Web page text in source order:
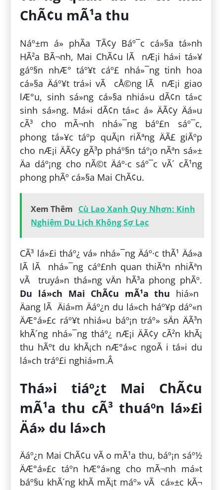
ChÃ¢u mÃ¹a thu
Náº±m á» phÃ­a TÃ¢y Báº¯c cá»§a tá»nh
HÃ²a BÃ¬nh, Mai ChÃ¢u lÃ nÆ¡i há»i tá»¥
gáº§n nhÆ° táº¥t cáº£ nhá»¯ng tinh hoa
cá»§a Äáº¥t trá»i vÃ cÅ©ng lÃ nÆ¡i giao
lÆ°u, sinh sá»ng cá»§a nhiá»u dÃ¢n tá»c
sinh sá»ng. Má»i dÃ¢n tá»c á» ÄÃ¢y Äá»u
cÃ³ cho mÃ¬nh nhá»¯ng báº£n sáº¯c,
phong tá»¥c táº­p quÃ¡n riÃªng ÄÃ£ giÃºp
cho nÆ¡i ÄÃ¢y gÃ³p pháº§n táº¡o nÃªn sá»±
Äa dáº¡ng cho nÃ©t Äáº·c sáº¯c vÃ´ cÃ¹ng
phong phÃº cá»§a Mai ChÃ¢u.
Xem Thêm Cù Lao Xanh Quy Nhơn: Kinh
Nghiệm Du Lịch Không Sợ Lạc
CÃ³ lá»£i tháº¿ vá» nhá»¯ng Äáº·c thÃ¹ Äá»a
lÃ­ lÃ nhá»¯ng cáº£nh quan thiÃªn nhiÃªn
vÃ truyá»n thá»ng vÄn hÃ³a phong phÃº.
Du lá»ch Mai ChÃ¢u mÃ¹a thu hiá»n
Äang lÃ Äiá»m Äáº¿n du lá»ch háº¥p dáº«n
ÄÆ°á»£c ráº¥t nhiá»u báº¡n tráº» sÄn ÄÃ³n
khÃ´ng nhá»¯ng tháº¿ nÆ¡i ÄÃ¢y cÃ²n khÃ¡
thu hÃºt du khÃ¡ch nÆ°á»c ngoÃ i tá»i du
lá»ch tráº£i nghiá»m.Â
Thá»i tiáº¿t Mai ChÃ¢u
mÃ¹a thu cÃ³ thuáº­n lá»£i
Äá» du lá»ch
Äáº¿n Mai ChÃ¢u vÃ o mÃ¹a thu, báº¡n sáº½
ÄÆ°á»£c táº­n hÆ°á»ng cho mÃ¬nh má»t
báº§u khÃ´ng khÃ­ mÃ¡t máº» vÃ cá»±c kÃ¬